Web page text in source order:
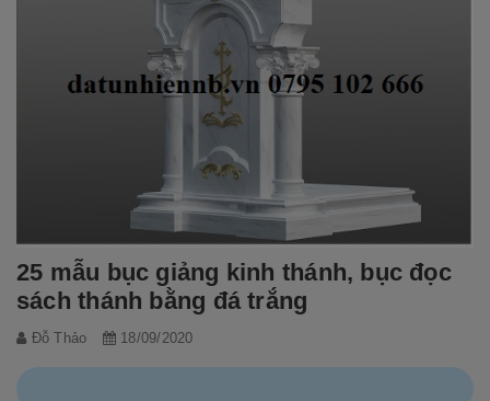
25 mẫu bục giảng kinh thánh, bục đọc
sách thánh bằng đá trắng
Đỗ Thảo 18/09/2020